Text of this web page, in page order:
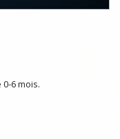
6 mois.